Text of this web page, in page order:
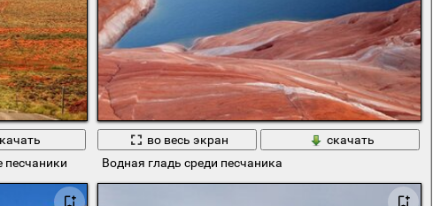
во весь экран
скачать
Водная гладь среди песчаника